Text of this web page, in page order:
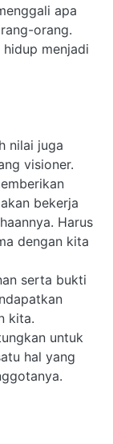
apa
orang.
menjadi
nilai juga
visioner.
bekerja
Harus
dengan kita
serta bukti
kita.
untuk
hal yang